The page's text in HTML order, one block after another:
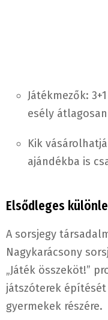
Játékmezők:
esély
Kik
ajándékba is
Elsődleges
A sorsjegy
Nagykarácsony
„Játék összeköt!”
játszóterek
gyermekek részére.​